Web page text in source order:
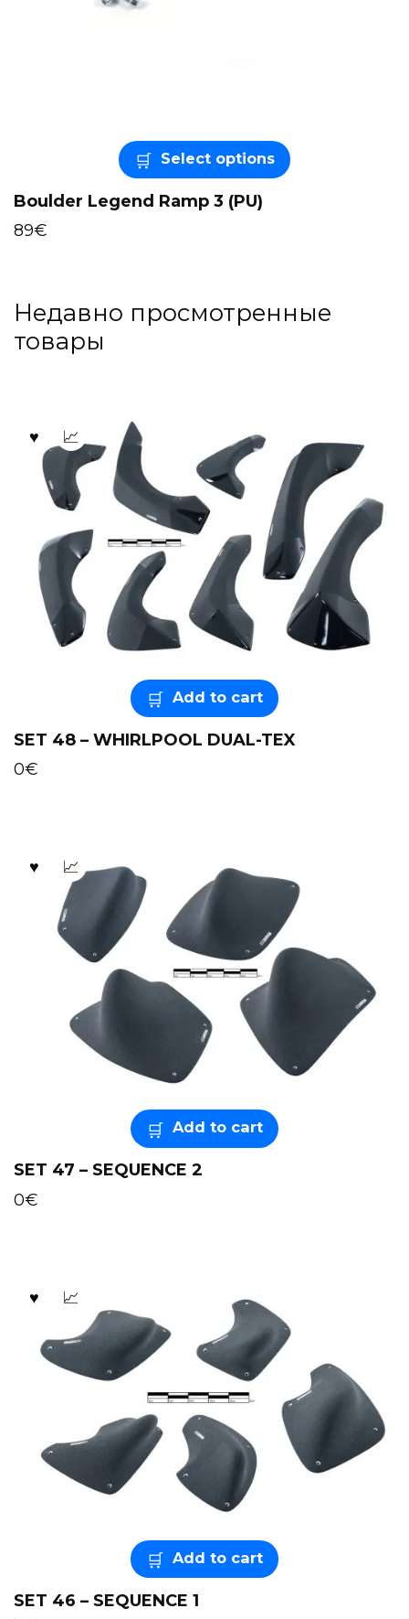
Select options
Boulder Legend Ramp 3 (PU)
89€
Недавно просмотренные
товары
Add to cart
SET 48 – WHIRLPOOL DUAL-TEX
0€
Add to cart
SET 47 – SEQUENCE 2
0€
Add to cart
SET 46 – SEQUENCE 1